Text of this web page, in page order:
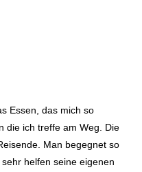
Essen, das mich so
die ich treffe am Weg. Die
Man begegnet so
helfen seine eigenen